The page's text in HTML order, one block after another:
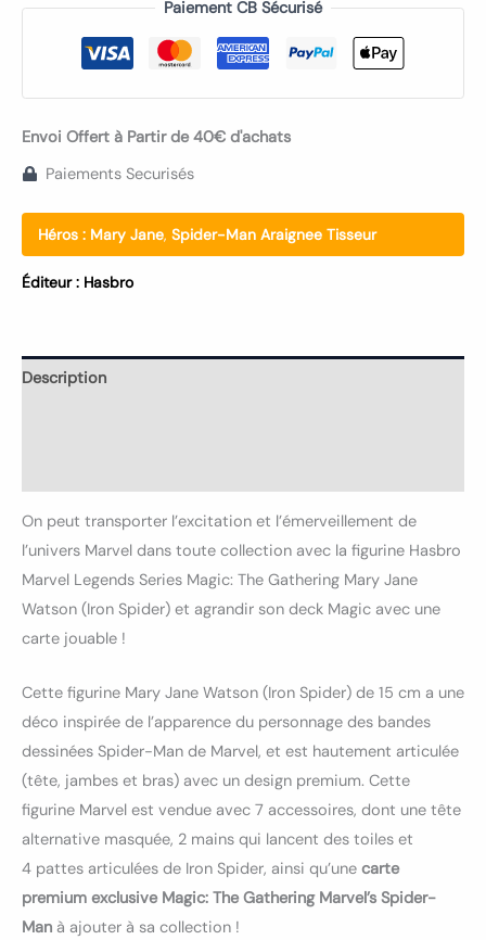
Paiement CB Sécurisé
Envoi Offert à Partir de 40€ d'achats
Paiements Securisés
Héros : Mary Jane, Spider-Man Araignee Tisseur
Éditeur : Hasbro
Description
On peut transporter l’excitation et l’émerveillement de
l’univers Marvel dans toute collection avec la figurine Hasbro
Marvel Legends Series Magic: The Gathering Mary Jane
Watson (Iron Spider) et agrandir son deck Magic avec une
carte jouable !
Cette figurine Mary Jane Watson (Iron Spider) de 15 cm a une
déco inspirée de l’apparence du personnage des bandes
dessinées Spider-Man de Marvel, et est hautement articulée
(tête, jambes et bras) avec un design premium. Cette
figurine Marvel est vendue avec 7 accessoires, dont une tête
alternative masquée, 2 mains qui lancent des toiles et
4 pattes articulées de Iron Spider, ainsi qu’une carte
premium exclusive Magic: The Gathering Marvel’s Spider-
Man à ajouter à sa collection !